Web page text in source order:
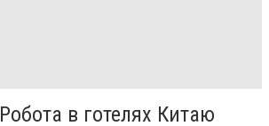
Робота в готелях Китаю